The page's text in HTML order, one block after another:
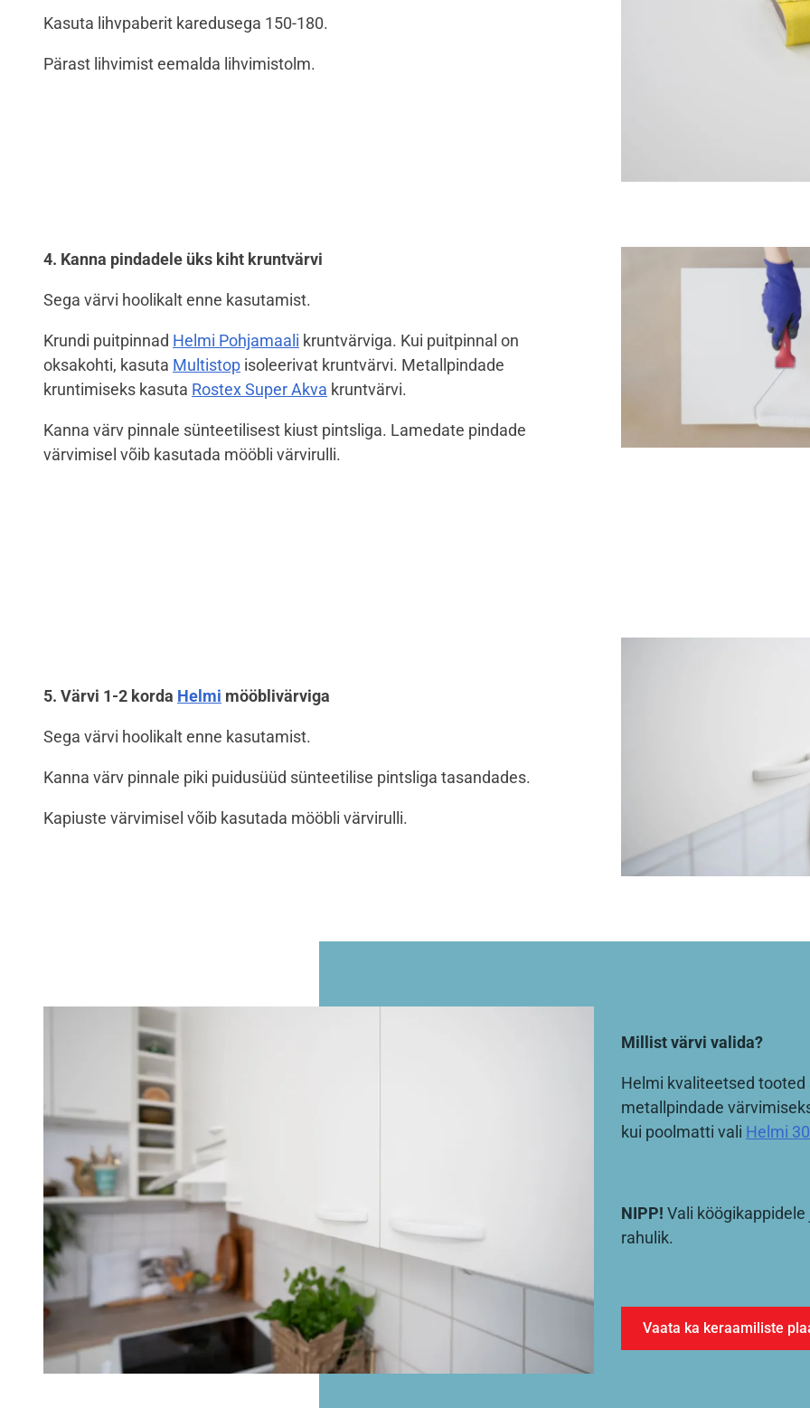
Kasuta lihvpaberit karedusega 150-180.
Pärast lihvimist eemalda lihvimistolm.
4. Kanna pindadele üks kiht kruntvärvi
Sega värvi hoolikalt enne kasutamist.
Krundi puitpinnad Helmi Pohjamaali kruntvärviga. Kui puitpinnal on
oksakohti, kasuta Multistop isoleerivat kruntvärvi. Metallpindade
kruntimiseks kasuta Rostex Super Akva kruntvärvi.
Kanna värv pinnale sünteetilisest kiust pintsliga. Lamedate pindade
värvimisel võib kasutada mööbli värvirulli.
5. Värvi 1-2 korda Helmi mööblivärviga
Sega värvi hoolikalt enne kasutamist.
Kanna värv pinnale piki puidusüüd sünteetilise pintsliga tasandades.
Kapiuste värvimisel võib kasutada mööbli värvirulli.
Millist värvi valida?
Helmi kvaliteetsed
metallpindade
kui poolmatti vali Helmi 30
NIPP! Vali
rahulik.
Vaata ka keraamiliste